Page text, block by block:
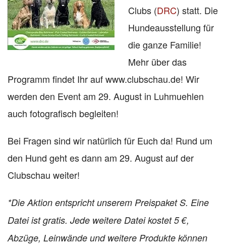
Clubs (DRC) statt. Die
Hundeausstellung für
die ganze Familie!
Mehr über das
Programm findet Ihr auf www.clubschau.de! Wir
werden den Event am 29. August in Luhmuehlen
auch fotografisch begleiten!
Bei Fragen sind wir natürlich für Euch da! Rund um
den Hund geht es dann am 29. August auf der
Clubschau weiter!
*Die Aktion entspricht unserem Preispaket S. Eine
Datei ist gratis. Jede weitere Datei kostet 5 €,
Abzüge, Leinwände und weitere Produkte können